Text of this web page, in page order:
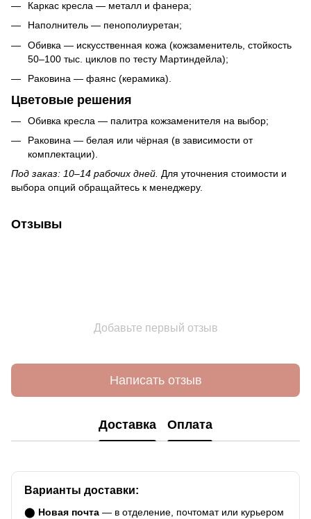
Каркас кресла — металл и фанера;
Наполнитель — пенополиуретан;
Обивка — искусственная кожа (кожзаменитель, стойкость
50–100 тыс. циклов по тесту Мартиндейла);
Раковина — фаянс (керамика).
Цветовые решения
Обивка кресла — палитра кожзаменителя на выбор;
Раковина — белая или чёрная (в зависимости от
комплектации).
Под заказ: 10–14 рабочих дней. Для уточнения стоимости и
выбора опций обращайтесь к менеджеру.
Отзывы
Добавьте первый отзыв
Написать отзыв
Доставка Оплата
Варианты доставки:
⬤ Новая почта — в отделение, почтомат или курьером